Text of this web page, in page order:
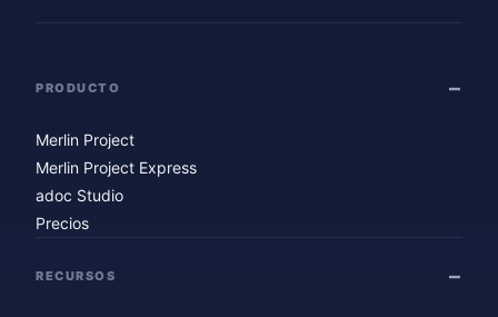
PRODUCTO
Merlin Project
Merlin Project Express
adoc Studio
Precios
RECURSOS